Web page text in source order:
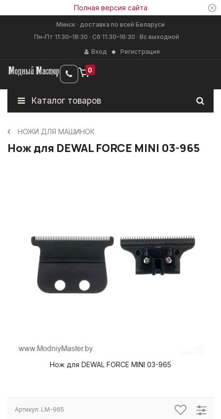
Полная версия сайта
Минск · доставка по всей Беларуси
Пн–Пт 11:30–18:30 · Сб 11:30–16:30 · Вс выходной
Вход
Регистрация
0
Каталог товаров
НОЖИ ДЛЯ МАШИНОК
Нож для DEWAL FORCE MINI 03-965
Нож для DEWAL FORCE MINI 03-965
Артикул: LM-965